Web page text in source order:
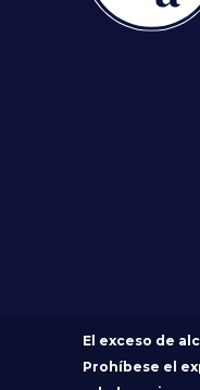
El exceso de
Prohíbese el